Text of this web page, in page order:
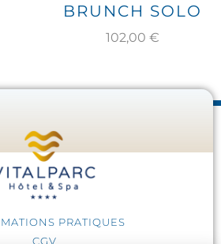
BRUNCH SOLO
102,00 €
PRATIQUES
CGV